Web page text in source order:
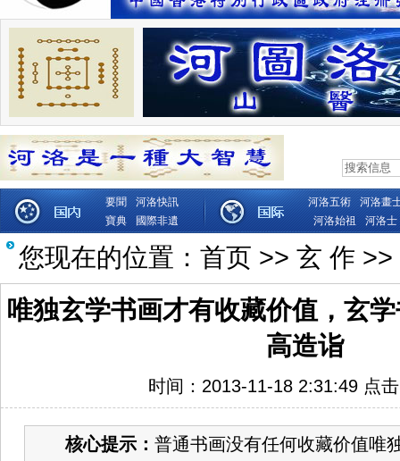
要聞
河洛快訊
寶典
國際非遺
河洛五術
河洛畫
河洛始祖
河洛士
您现在的位置： 首页 >> 玄 作 >>
唯独玄学书画才有收藏价值，玄
高造诣
时间：2013-11-18 2:31:49 点
核心提示： 普通书画没有任何收藏价值唯